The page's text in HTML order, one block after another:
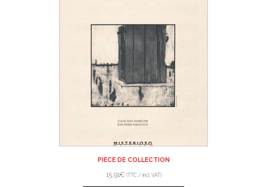
PIECE DE COLLECTION
15,91€ (TTC / incl. VAT)